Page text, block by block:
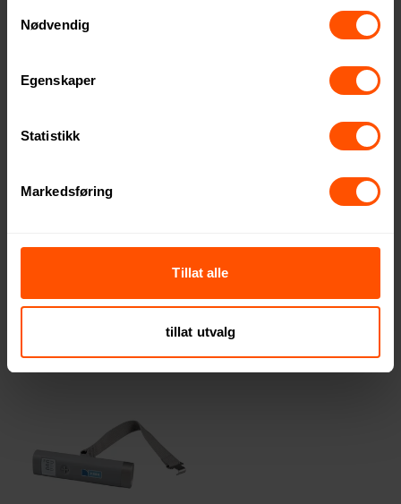
Nødvendig
Egenskaper
Statistikk
Markedsføring
Tillat alle
tillat utvalg
Mini Digital Bagasjevekt Premium Digital Bagasjevekt
146 NOK